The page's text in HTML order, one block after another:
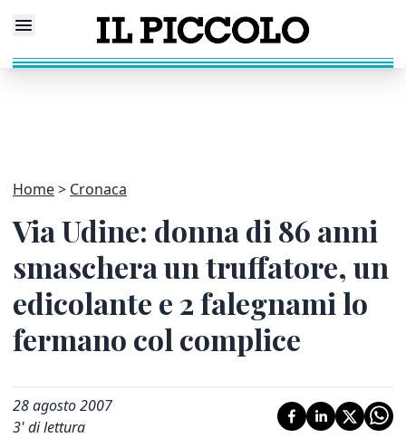
Home Cronaca
Via Udine: donna di 86 anni
smaschera un truffatore, un
edicolante e 2 falegnami lo
fermano col complice
28 agosto 2007
3' di lettura